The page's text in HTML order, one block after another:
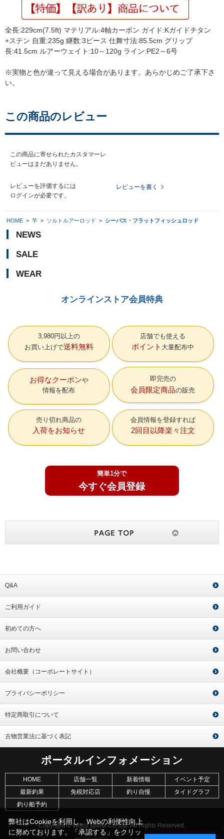
全長:229cm(7.5ft) マテリアル:4軸カーボン ガイド:Kガイドチタン
+ステン 自重:235g 継数:3ピース 仕舞寸法:85.5cm グリップ
長:41.5cm ルアーウェイト:10～120g ライン:PE2～6号
※実物と色が違って見える場合があります。あらかじめご了承下さ
い。
この商品のレビュー
この商品に寄せられたカスタマーレ
ビューはまだありません。
レビューを評価するには
ログインが必要です。
レビューを書く
HOME > 竿 > ソルトルアーロッド > シーバス・フラットフィッシュロッド
NEWS
SALE
WEAR
オンラインストア会員特典
3,980円以上の
お買い上げで送料無料
店舗でも使える
ポイント 大量配布中
お得なクーポン
情報を配布
即完売の
会員限定商品の販売
売り切れ商品の
入荷をお知らせ
会員情報を登録すれば
2回目以降楽々注文
簡単1分で
今すぐ会員登録
Q&A
ご利用ガイド
初めての方へ
お問い合わせ
会社概要（コーポレートサイト）
プライバシーポリシー
特定商取引について
古物営業法に基づく表記
ポータルインフォメーション
HOME 店舗一覧 新着情報
イベント予定
最新釣果
免税対応店 釣り自慢
タイドグラフ
釣り船予約
Copyright © World sports Co.,Ltd. All Rights Reserved.
弊社はCookieを利用し、Webの利便性向上
に努めております。「承認する」をクリッ